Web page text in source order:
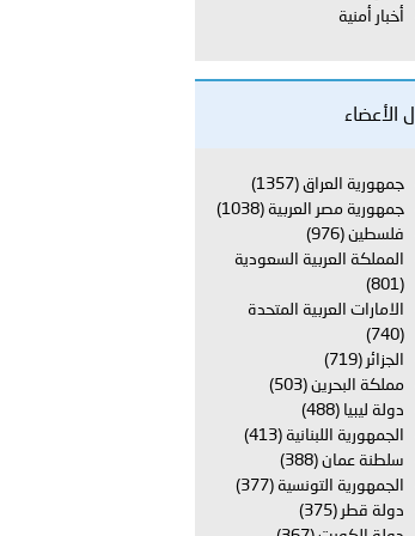
الركاب في المركبات حفاظًا على سلامة
على منظومتي التأهيل الشرطي
في منطقة الظفرة تعزيزا للمسؤولية
النائب الأول لرئيس مجلس الوزراء
أخبار أمنية
الأعضاء
جمهورية العراق (1357)
جمهورية مصر العربية (1038)
فلسطين(976)
المملكة العربية السعودية
(801)
الامارات العربية المتحدة
(740)
الجزائر (719)
مملكة البحرين (503)
دولة ليبيا (488)
الجمهورية اللبنانية (413)
سلطنة عمان (388)
الجمهورية التونسية (377)
دولة قطر (375)